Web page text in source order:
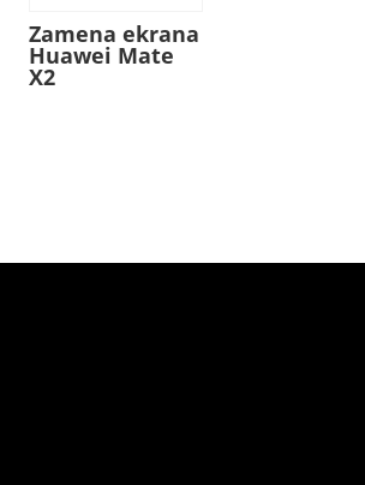
Zamena ekrana
Huawei Mate
X2